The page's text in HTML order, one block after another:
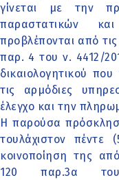
γίνεται με την
παραστατικών
προβλέπονται από
παρ. 4 του ν. 4412/
δικαιολογητικού
τις αρμόδιες
έλεγχο και την
Η παρούσα
τουλάχιστον
κοινοποίηση της
120 παρ.3α